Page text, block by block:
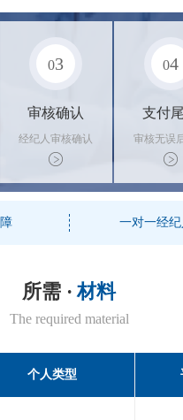
03
审核确认
经纪人审核确认
商标状态
04
支付
审核无误
支付尾款
办理相关
一对一经
所需 · 材料
The required material
个人类型